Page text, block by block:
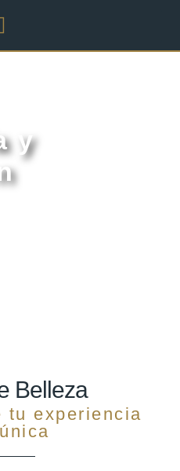
y
Belleza
tu experiencia